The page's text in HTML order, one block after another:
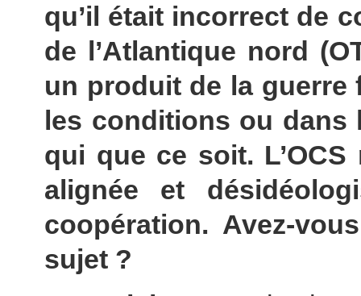
qu’il était incorrect de
de l’Atlantique nord
un produit de la guerre
les conditions ou dans
qui que ce soit.
alignée et
coopération. Avez-
sujet ?